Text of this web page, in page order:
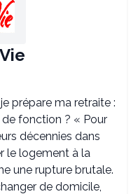
prépare ma retraite :
fonction ? « Pour
décennies dans
le logement à la
une rupture brutale.
de domicile,